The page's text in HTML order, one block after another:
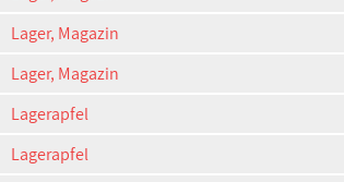
Lager, Magazin
Lager, Magazin
Lagerapfel
Lagerapfel